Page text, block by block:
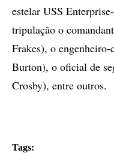
estelar USS
tripulação o
Frakes), o
Burton), o oficial de
Crosby), entre outros.
Tags: